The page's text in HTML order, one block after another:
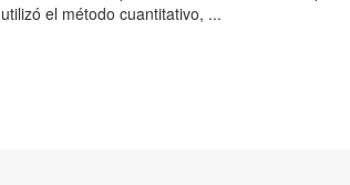
utilizó el método cuantitativo, ...